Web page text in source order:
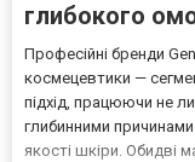
глибокого
Професійні бренди
космецевтики —
підхід, працюючи не
глибинними причинами
якості шкіри. Обидві